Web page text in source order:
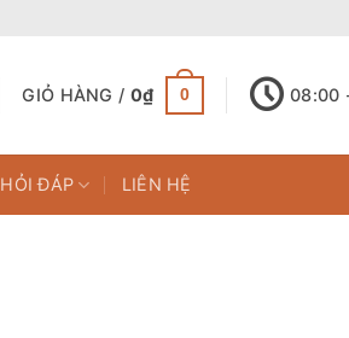
GIỎ HÀNG / 0₫ 0 08:00
HỎI ĐÁP LIÊN HỆ